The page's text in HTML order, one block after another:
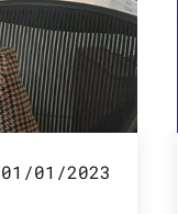
01/01/2023